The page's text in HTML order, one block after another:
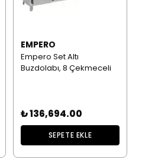
EMPERO
Empero Set Altı
Buzdolabı, 8 Çekmeceli
₺ 136,694.00
SEPETE EKLE